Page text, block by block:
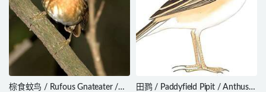
棕食蚊鸟 / Rufous Gnateater /
田鹨 / Paddyfield Pipit / Anthus